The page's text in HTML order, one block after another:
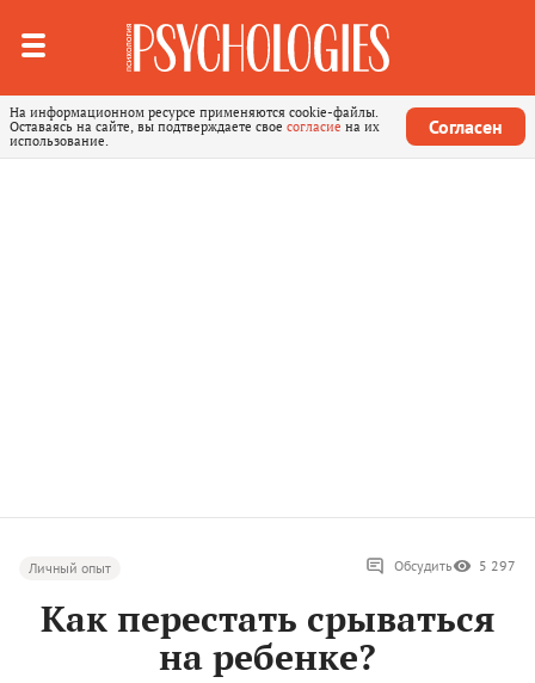
На информационном ресурсе применяются cookie-файлы.
Оставаясь на сайте, вы подтверждаете свое согласие на их
использование.
Согласен
Личный опыт Обсудить 5 297
Как перестать срываться
на ребенке?